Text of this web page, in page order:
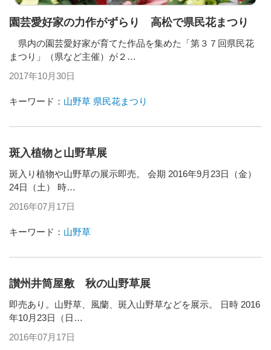
園芸愛好家の力作がずらり 高松で県民花まつり
県内の園芸愛好家が育てた作品を集めた「第３７回県民花
まつり」（県など主催）が２…
2017年10月30日
キーワード： 山野草 県民花まつり
斑入植物と山野草展
斑入り植物や山野草の展示即売。 会期 2016年9月23日（金）
24日（土） 時…
2016年07月17日
キーワード： 山野草
讃州井筒屋敷 秋の山野草展
即売あり。山野草、風蘭、斑入山野草などを展示。 日時 2016
年10月23日（日…
2016年07月17日